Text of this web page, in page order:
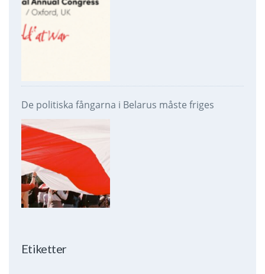
De politiska fångarna i Belarus måste friges
Etiketter